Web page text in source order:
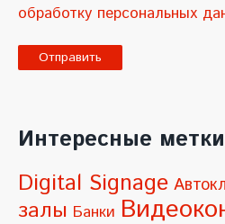
обработку персональных
l
t
e
r
Интересные
Digital Signage
залы Банки